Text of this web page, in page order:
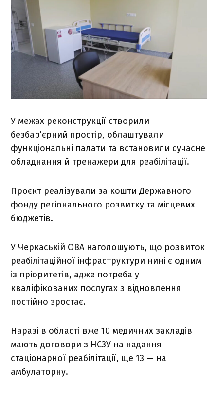
У межах реконструкції створили
безбар’єрний простір, облаштували
функціональні палати та встановили сучасне
обладнання й тренажери для реабілітації.
Проєкт реалізували за кошти Державного
фонду регіонального розвитку та місцевих
бюджетів.
У Черкаській ОВА наголошують, що розвиток
реабілітаційної інфраструктури нині є одним
із пріоритетів, адже потреба у
кваліфікованих послугах з відновлення
постійно зростає.
Наразі в області вже 10 медичних закладів
мають договори з НСЗУ на надання
стаціонарної реабілітації, ще 13 — на
амбулаторну.